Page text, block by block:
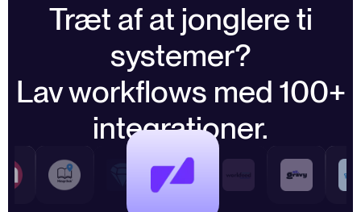
Træt af at jonglere ti
systemer?
Lav workflows med 100+
integrationer.